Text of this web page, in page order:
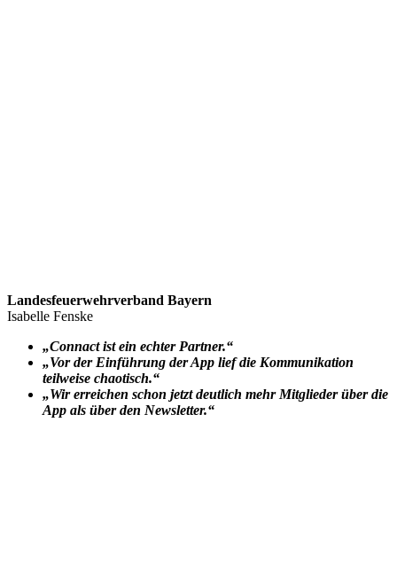
Landesfeuerwehrverband Bayern
Isabelle Fenske
„Connact ist ein echter Partner.“
„Vor der Einführung der App lief die Kommunikation
teilweise chaotisch.“
„Wir erreichen schon jetzt deutlich mehr Mitglieder über die
App als über den Newsletter.“